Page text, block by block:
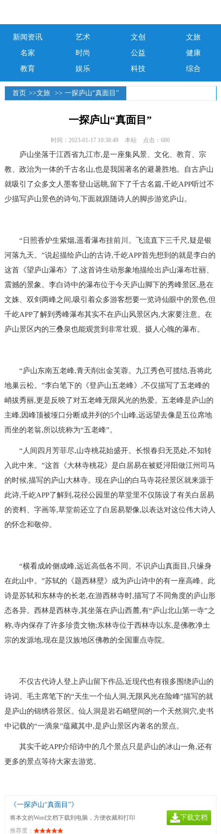
新闻资讯 艺术 文创
文旅
名家
时尚 公益
健康
教育
娱乐 科技 综合
首页 >>文旅 >> 一探庐山“真面目”
一探庐山“真面目”
时间：2023-01-17 10:38:49 本站 点击：680
庐山坐落于江西省九江市,是一座集风景、文化、 教育、宗
教、政治为一体的千古名山,也是我国著名的避暑胜地。自古庐山
就吸引了众多文人墨客登山远眺,留下了千古名篇,千屹APP听过不
少描写庐山景色的诗句,下面就跟随诗人的脚步游览庐山。
“日照香炉生紫烟,遥看瀑布挂前川。飞流直下三千尺,疑是银
河落九天。”说起描绘庐山的古诗,千屹APP首先想到的就是李白的
这首《望庐山瀑布》了,这首诗生动形象地描绘出庐山瀑布壮丽、
震撼的景象。李白诗中的瀑布位于今天庐山脚下的秀峰景区,悬在
文姝、双剑两峰之间,吸引着众多游客想要一览诗仙眼中的景色,但
千屹APP了解到秀峰瀑布其实不在庐山风景区内,大家要注意。在
庐山景区内的三叠泉也能观赏到非常壮观、摄人心魄的瀑布。
“庐山东南五老峰,青天削出金芙蓉。九江秀色可揽结,吾将此
地巢云松。”李白笔下的《登庐山五老峰》,不仅描写了五老峰的
峭拔秀丽,更是反映了对五老峰无限风光的热爱。五老峰是庐山的
主峰,因峰顶被垭口分断成并列的5个山峰,远远望去像是五位席地
而坐的老翁,所以统称为“五老峰”。
“人间四月芳菲尽,山寺桃花始盛开。长恨春归无觅处,不知转
入此中来。”这首《大林寺桃花》是白居易在被贬浔阳做江州司马
的时候,描写的庐山大林寺。现在庐山的白马寺花径景区就来源于
此诗,千屹APP了解到,花径公园里的草堂里不仅陈设了有关白居易
的资料、字画等,草堂前还立了白居易塑像,以表达对这位伟大诗人
的怀念和敬仰。
“横看成岭侧成峰,远近高低各不同。不识庐山真面目,只缘身
在此山中。”苏轼的《题西林壁》成为庐山诗中的有一座高峰。此
诗是苏轼和东林寺的长老,在游西林寺时,描写了不同角度的庐山形
态各异。西林是西林寺,其坐落在庐山西麓,有“庐山北山第一寺”之
称,寺内保存了许多珍贵文物;东林寺位于西林寺以东,是佛教净土
宗的发源地,现在是汉族地区佛教的全国重点寺院。
不仅古代诗人登上庐山留下作品,近现代也有很多围绕庐山的
诗词。毛主席笔下的“天生一个仙人洞,无限风光在险峰”描写的就
是庐山的锦绣谷景区。仙人洞是岩石峭壁间的一个天然洞穴,史书
中记载的“一滴泉”蕴藏其中,是庐山景区内著名的景点。
其实千屹APP介绍诗中的几个景点只是庐山的冰山一角,还有
更多的景点等待大家去游览。
《一探庐山“真面目”》
将本文的Word文档下载到电脑，方便收藏和打印
推荐度：
下载文档